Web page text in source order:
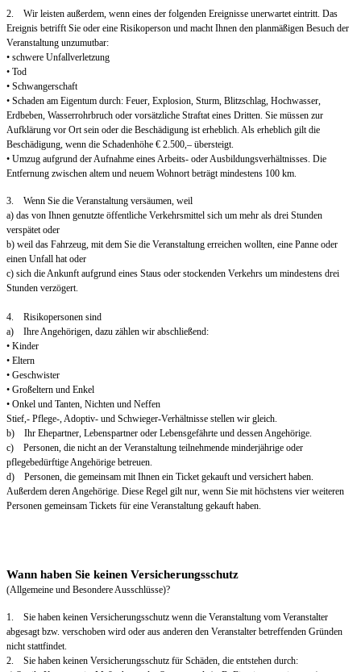
2. Wir leisten außerdem, wenn eines der folgenden Ereignisse unerwartet eintritt. Das
Ereignis betrifft Sie oder eine Risikoperson und macht Ihnen den planmäßigen Besuch der
Veranstaltung unzumutbar:
• schwere Unfallverletzung
• Tod
• Schwangerschaft
• Schaden am Eigentum durch: Feuer, Explosion, Sturm, Blitzschlag, Hochwasser,
Erdbeben, Wasserrohrbruch oder vorsätzliche Straftat eines Dritten. Sie müssen zur
Aufklärung vor Ort sein oder die Beschädigung ist erheblich. Als erheblich gilt die
Beschädigung, wenn die Schadenhöhe € 2.500,– übersteigt.
• Umzug aufgrund der Aufnahme eines Arbeits- oder Ausbildungsverhältnisses. Die
Entfernung zwischen altem und neuem Wohnort beträgt mindestens 100 km.
3. Wenn Sie die Veranstaltung versäumen, weil
a) das von Ihnen genutzte öffentliche Verkehrsmittel sich um mehr als drei Stunden
verspätet oder
b) weil das Fahrzeug, mit dem Sie die Veranstaltung erreichen wollten, eine Panne oder
einen Unfall hat oder
c) sich die Ankunft aufgrund eines Staus oder stockenden Verkehrs um mindestens drei
Stunden verzögert.
4. Risikopersonen sind
a) Ihre Angehörigen, dazu zählen wir abschließend:
• Kinder
• Eltern
• Geschwister
• Großeltern und Enkel
• Onkel und Tanten, Nichten und Neffen
Stief,- Pflege-, Adoptiv- und Schwieger-Verhältnisse stellen wir gleich.
b) Ihr Ehepartner, Lebenspartner oder Lebensgefährte und dessen Angehörige.
c) Personen, die nicht an der Veranstaltung teilnehmende minderjährige oder
pflegebedürftige Angehörige betreuen.
d) Personen, die gemeinsam mit Ihnen ein Ticket gekauft und versichert haben.
Außerdem deren Angehörige. Diese Regel gilt nur, wenn Sie mit höchstens vier weiteren
Personen gemeinsam Tickets für eine Veranstaltung gekauft haben.
Wann haben Sie keinen Versicherungsschutz
(Allgemeine und Besondere Ausschlüsse)?
1. Sie haben keinen Versicherungsschutz wenn die Veranstaltung vom Veranstalter
abgesagt bzw. verschoben wird oder aus anderen den Veranstalter betreffenden Gründen
nicht stattfindet.
2. Sie haben keinen Versicherungsschutz für Schäden, die entstehen durch: